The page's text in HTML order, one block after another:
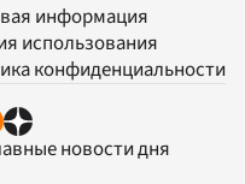
информация
использования
конфиденциальности
новости дня